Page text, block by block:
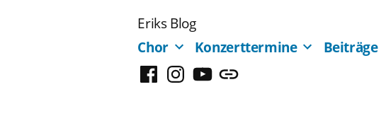
Eriks Blog
Chor
Konzerttermine Beiträge
FacebookInstagram
YouTubeMastodon